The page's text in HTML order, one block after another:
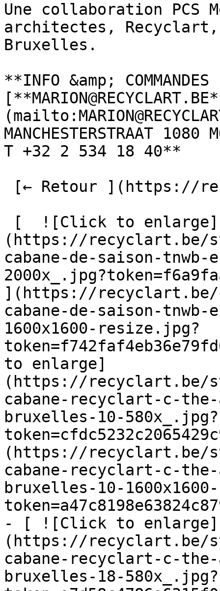
Une collaboration PCS
architectes,
Bruxelles.
**INFO &amp;
MANCHESTERSTRAAT 1080
T +32 2 534 18 40**
(https://recyclart.be/
cabane-de-saison-
](https://recyclart.be/
cabane-de-saison-
1600x1600-resize.jpg?
to enlarge]
(https://recyclart.be/
cabane-recyclart-c-
bruxelles-10-580x_.jpg?
(https://recyclart.be/
cabane-recyclart-c-
bruxelles-10-
- [ ![Click to enlarge]
(https://recyclart.be/
cabane-recyclart-c-
bruxelles-18-580x_.jpg?